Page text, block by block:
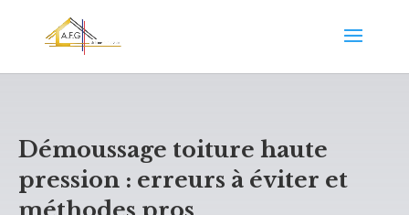
Démoussage toiture haute
pression : erreurs à éviter et